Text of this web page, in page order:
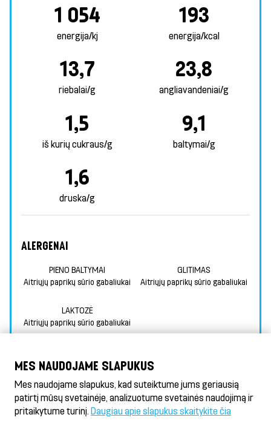
1 054
energija/kj
193
energija/kcal
13,7
riebalai/g
23,8
angliavandeniai/g
1,5
iš kurių cukraus/g
9,1
baltymai/g
1,6
druska/g
ALERGENAI
PIENO BALTYMAI
Aitriųjų paprikų sūrio gabaliukai
GLITIMAS
Aitriųjų paprikų sūrio gabaliukai
LAKTOZĖ
Aitriųjų paprikų sūrio gabaliukai
PAPILDOMA INFORMACIJA APIE ALERGENUS
MES NAUDOJAME SLAPUKUS
Mes naudojame slapukus, kad suteiktume jums geriausią
patirtį mūsų svetainėje, analizuotume svetainės naudojimą ir
pritaikytume turinį. Daugiau apie slapukus skaitykite čia